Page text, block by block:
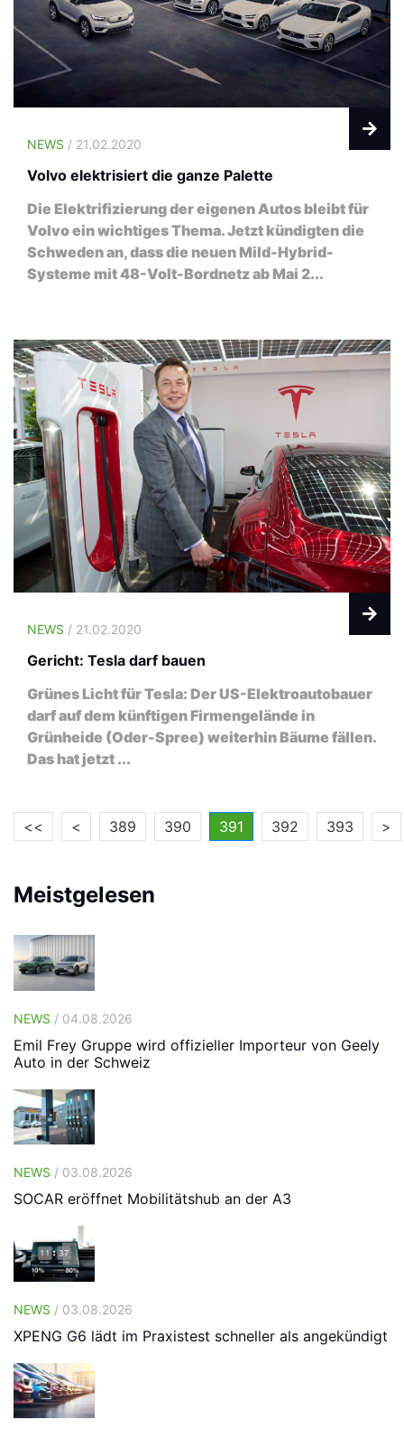
NEWS / 21.02.2020
Volvo elektrisiert die ganze Palette
Die Elektrifizierung der eigenen Autos bleibt für
Volvo ein wichtiges Thema. Jetzt kündigten die
Schweden an, dass die neuen Mild-Hybrid-
Systeme mit 48-Volt-Bordnetz ab Mai 2...
NEWS / 21.02.2020
Gericht: Tesla darf bauen
Grünes Licht für Tesla: Der US-Elektroautobauer
darf auf dem künftigen Firmengelände in
Grünheide (Oder-Spree) weiterhin Bäume fällen.
Das hat jetzt ...
<< < 389 390 391 392 393 >
Meistgelesen
NEWS / 04.08.2026
Emil Frey Gruppe wird offizieller Importeur von Geely
Auto in der Schweiz
NEWS / 03.08.2026
SOCAR eröffnet Mobilitätshub an der A3
NEWS / 03.08.2026
XPENG G6 lädt im Praxistest schneller als angekündigt